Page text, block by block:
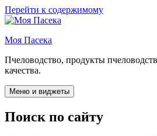
Перейти к содержимому
Моя Пасека
Пчеловодство, продукты
качества.
Меню и виджеты
Поиск по сайту